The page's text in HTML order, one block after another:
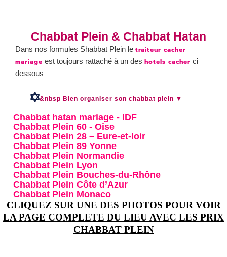
Chabbat Plein & Chabbat Hatan
Dans nos formules Shabbat Plein le traiteur cacher
mariage est toujours rattaché à un des hotels cacher ci
dessous
&nbsp Bien organiser son chabbat plein ▼
Chabbat hatan mariage - IDF
Chabbat Plein 60 - Oise
Chabbat Plein 28 – Eure-et-loir
Chabbat Plein 89 Yonne
Chabbat Plein Normandie
Chabbat Plein Lyon
Chabbat Plein Bouches-du-Rhône
Chabbat Plein Côte d’Azur
Chabbat Plein Monaco
CLIQUEZ SUR UNE DES PHOTOS POUR VOIR
LA PAGE COMPLETE DU LIEU AVEC LES PRIX
CHABBAT PLEIN